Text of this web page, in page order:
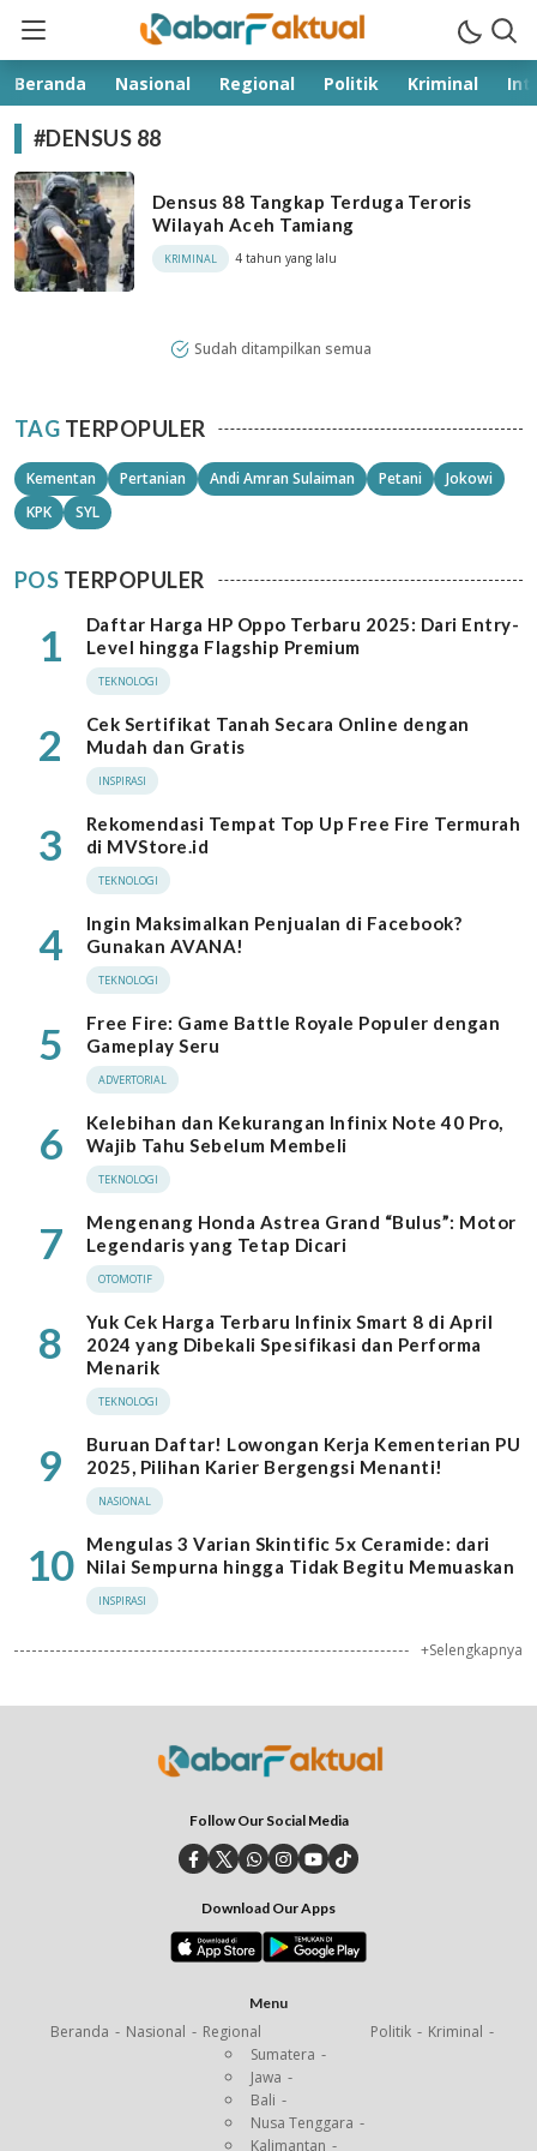
kabarfaktual.com
Terpercaya
Beranda Nasional Regional Politik Kriminal
#DENSUS 88
Densus 88 Tangkap Terduga Teroris
Wilayah Aceh Tamiang
KRIMINAL 4 tahun yang lalu
Sudah ditampilkan semua
TAG TERPOPULER
Kementan Pertanian Andi Amran Sulaiman Petani
Jokowi
KPK
SYL
POS TERPOPULER
1
Daftar Harga HP Oppo Terbaru 2025: Dari Entry-
Level hingga Flagship Premium
TEKNOLOGI
2
Cek Sertifikat Tanah Secara Online dengan
Mudah dan Gratis
INSPIRASI
3
Rekomendasi Tempat Top Up Free Fire Termurah
di MVStore.id
TEKNOLOGI
4
Ingin Maksimalkan Penjualan di Facebook?
Gunakan AVANA!
TEKNOLOGI
5
Free Fire: Game Battle Royale Populer dengan
Gameplay Seru
ADVERTORIAL
6
Kelebihan dan Kekurangan Infinix Note 40 Pro,
Wajib Tahu Sebelum Membeli
TEKNOLOGI
7
Mengenang Honda Astrea Grand “Bulus”: Motor
Legendaris yang Tetap Dicari
OTOMOTIF
8
Yuk Cek Harga Terbaru Infinix Smart 8 di April
2024 yang Dibekali Spesifikasi dan Performa
Menarik
TEKNOLOGI
9
Buruan Daftar! Lowongan Kerja Kementerian PU
2025, Pilihan Karier Bergengsi Menanti!
NASIONAL
10
Mengulas 3 Varian Skintific 5x Ceramide: dari
Nilai Sempurna hingga Tidak Begitu Memuaskan
INSPIRASI
+Selengkapnya
Follow Our Social Media
Download Our Apps
Menu
Beranda Nasional
Regional
Sumatera
Jawa
Bali
Nusa Tenggara
Kalimantan
Politik Kriminal